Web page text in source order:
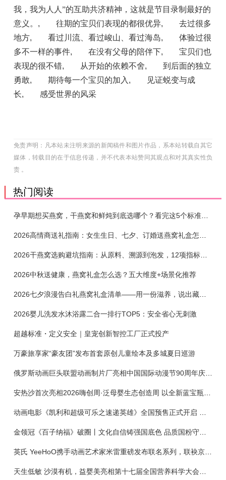
我，我为人人”的互助共济精神，这就是节目录制最好的
意义。 , 往期的宝贝们表现的都很优异, 去过很多
地方, 看过川流、看过峻山、看过海岛, 体验过很
多不一样的事件, 在没有父母的陪伴下, 宝贝们也
表现的很不错, 从开始的依赖不舍, 到后面的独立
勇敢, 期待每一个宝贝的加入 , 见证蜕变与成
长, 感受世界的风采
免责声明：凡本站未注明来源的新闻稿件和图片作品，系本站转载自其它
媒体，转载目的在于信息传递，并不代表本站赞同其观点和对其真实性负
责 。
热门阅读
孕早期想买燕窝，干燕窝和鲜炖到底选哪个？看完这5个标准再下单
2026干燕窝选购避坑指南：从原料、溯源到泡发，12项指标判断靠谱燕窝
2026中秋送健康，燕窝礼盒怎么选？五大维度+场景化推荐
2026七夕浪漫告白礼燕窝礼盒清单——用一份滋养，说出藏在心底的爱
2026婴儿洗发水沐浴露二合一排行TOP5：安全省心无刺激
超越标准・定义安全｜皇宠创新智控工厂正式投产
万豪旅享家“豪友团”发布首套原创儿童绘本及多城夏日巡游
俄罗斯动画巨头联盟动画制片厂亮相中国国际动漫节90周年庆开启中国之旅新篇章
金领冠《百子纳福》破圈丨文化自信铸强国底色 品质国粉守护新生
英氏 YeeHoO携手动画艺术家米雷重磅发布联名系列，联袂京东深化全渠道战略